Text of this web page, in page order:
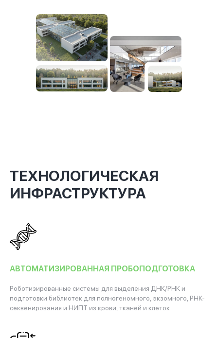
ТЕХНОЛОГИЧЕСКАЯ
ИНФРАСТРУКТУРА
АВТОМАТИЗИРОВАННАЯ ПРОБОПОДГОТОВКА
Роботизированные системы для выделения ДНК/РНК и
подготовки библиотек для полногеномного, экзомного, РНК-
секвенирования и НИПТ из крови, тканей и клеток